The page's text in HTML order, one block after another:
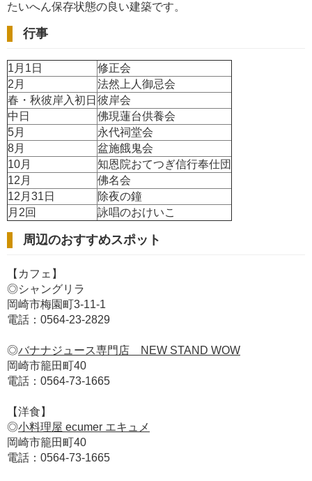
たいへん保存状態の良い建築です。
行事
1月1日
修正会
2月
法然上人御忌会
春・秋彼岸入初日 彼岸会
中日
佛現蓮台供養会
5月
永代祠堂会
8月
盆施餓鬼会
10月
知恩院おてつぎ信行奉仕団
12月
佛名会
12月31日
除夜の鐘
月2回
詠唱のおけいこ
周辺のおすすめスポット
【カフェ】
◎シャングリラ
岡崎市梅園町3-11-1
電話：0564-23-2829
◎バナナジュース専門店 NEW STAND WOW
岡崎市籠田町40
電話：0564-73-1665
【洋食】
◎小料理屋 ecumer エキュメ
岡崎市籠田町40
電話：0564-73-1665